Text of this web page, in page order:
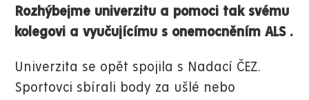
Rozhýbejme univerzitu a pomoci tak svému
kolegovi a vyučujícímu s onemocněním ALS .
Univerzita se opět spojila s Nadací ČEZ.
Sportovci sbírali body za ušlé nebo